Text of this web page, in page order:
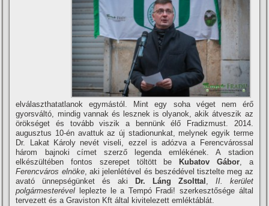
elválaszthatatlanok egymástól. Mint egy soha véget nem érő
gyorsváltó, mindig vannak és lesznek is olyanok, akik átveszik az
örökséget és tovább viszik a bennünk élő Fradizmust. 2014.
augusztus 10-én avattuk az új stadionunkat, melynek egyik terme
Dr. Lakat Károly nevét viseli, ezzel is adózva a Ferencvárossal
három bajnoki cí­met szerző legenda emlékének. A stadion
elkészültében fontos szerepet töltött be
Kubatov Gábor, a
Ferencváros elnöke, aki jelenlétével és beszédével tisztelte meg az
avató ünnepségünket és aki
Dr. Láng Zsolttal , II. kerület
polgármesterével leplezte le a Tempó Fradi! szerkesztősége által
tervezett és a Graviston Kft által kivitelezett emléktáblát.